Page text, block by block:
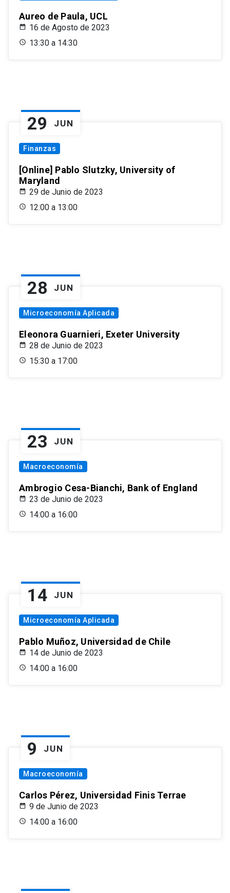
Aureo de Paula, UCL
16 de Agosto de 2023
13:30 a 14:30
29 JUN
Finanzas
[Online] Pablo Slutzky, University of
Maryland
29 de Junio de 2023
12:00 a 13:00
28 JUN
Microeconomía Aplicada
Eleonora Guarnieri, Exeter University
28 de Junio de 2023
15:30 a 17:00
23 JUN
Macroeconomía
Ambrogio Cesa-Bianchi, Bank of England
23 de Junio de 2023
14:00 a 16:00
14 JUN
Microeconomía Aplicada
Pablo Muñoz, Universidad de Chile
14 de Junio de 2023
14:00 a 16:00
9 JUN
Macroeconomía
Carlos Pérez, Universidad Finis Terrae
9 de Junio de 2023
14:00 a 16:00